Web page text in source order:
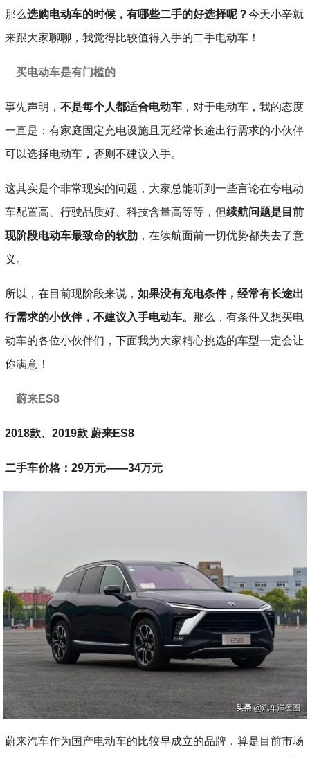
那么选购电动车的时候，有哪些二手的好选择呢？今天小辛就
来跟大家聊聊，我觉得比较值得入手的二手电动车！
买电动车是有门槛的
事先声明，不是每个人都适合电动车 ，对于电动车，我的态度
一直是：有家庭固定充电设施且无经常长途出行需求的小伙伴
可以选择电动车，否则不建议入手。
这其实是个非常现实的问题，大家总能听到一些言论在夸电动
车配置高、行驶品质好、科技含量高等等，但续航问题是目前
现阶段电动车最致命的软肋 ，在续航面前一切优势都失去了意
义。
所以，在目前现阶段来说，如果没有充电条件，经常有长途出
行需求的小伙伴，不建议入手电动车。那么，有条件又想买电
动车的各位小伙伴们，下面我为大家精心挑选的车型一定会让
你满意！
蔚来ES8
2018款、2019款 蔚来ES8
二手车价格：29万元——34万元
蔚来汽车作为国产电动车的比较早成立的品牌，算是目前市场